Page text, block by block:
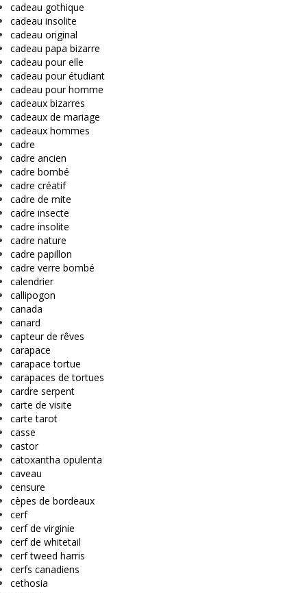
cadeau gothique
cadeau insolite
cadeau original
cadeau papa bizarre
cadeau pour elle
cadeau pour étudiant
cadeau pour homme
cadeaux bizarres
cadeaux de mariage
cadeaux hommes
cadre
cadre ancien
cadre bombé
cadre créatif
cadre de mite
cadre insecte
cadre insolite
cadre nature
cadre papillon
cadre verre bombé
calendrier
callipogon
canada
canard
capteur de rêves
carapace
carapace tortue
carapaces de tortues
cardre serpent
carte de visite
carte tarot
casse
castor
catoxantha opulenta
caveau
censure
cèpes de bordeaux
cerf
cerf de virginie
cerf de whitetail
cerf tweed harris
cerfs canadiens
cethosia